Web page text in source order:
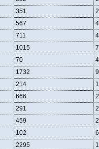
351
567
711
1015
70
1732
214
666
291
459
102
2295